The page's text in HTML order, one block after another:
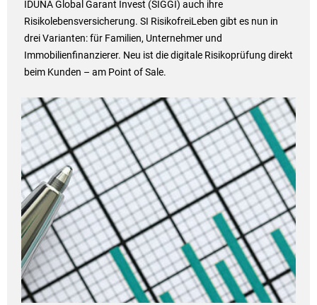
IDUNA Global Garant Invest (SIGGI) auch ihre
Risikolebensversicherung. SI RisikofreiLeben gibt es nun in
drei Varianten: für Familien, Unternehmer und
Immobilienfinanzierer. Neu ist die digitale Risikoprüfung direkt
beim Kunden – am Point of Sale.